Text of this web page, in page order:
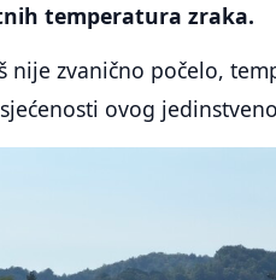
temperatura zraka.
nije zvanično počelo,
ovog